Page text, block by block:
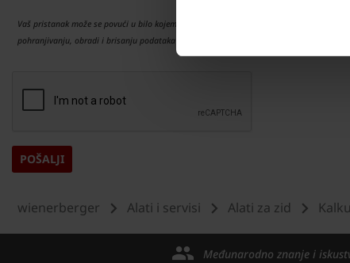
Vaš pristanak može se povući u bilo kojem trenutku klikom na poveznicu za
pohranjivanju, obradi i brisanju podataka kao i o Vašim pravima u vezi upotrebe vaših
wienerberger Alati i servisi Alati za zid
Međunarodno znanje i